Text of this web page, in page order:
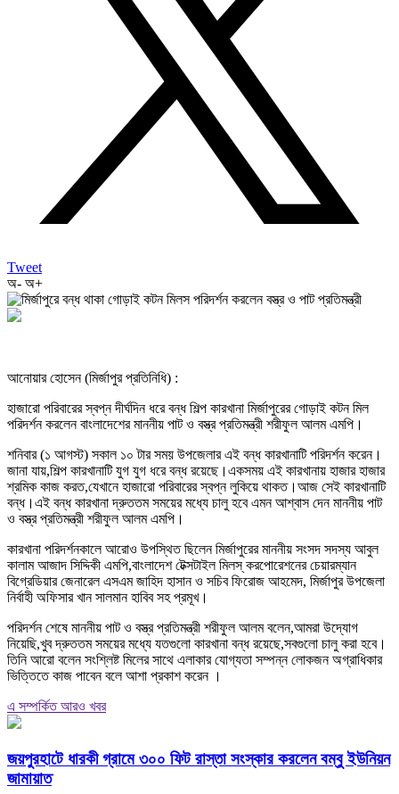
Tweet
অ- অ+
আনোয়ার হোসেন (মির্জাপুর প্রতিনিধি) :
হাজারো পরিবারের স্বপ্ন দীর্ঘদিন ধরে বন্ধ শিল্প কারখানা মির্জাপুরের গোড়াই কটন মিল
পরিদর্শন করলেন বাংলাদেশের মাননীয় পাট ও বস্ত্র প্রতিমন্ত্রী শরীফুল আলম এমপি।
শনিবার (১ আগস্ট) সকাল ১০ টার সময় উপজেলার এই বন্ধ কারখানাটি পরিদর্শন করেন।
জানা যায়,শিল্প কারখানাটি যুগ যুগ ধরে বন্ধ রয়েছে।একসময় এই কারখানায় হাজার হাজার
শ্রমিক কাজ করত,যেখানে হাজারো পরিবারের স্বপ্ন লুকিয়ে থাকত।আজ সেই কারখানাটি
বন্ধ।এই বন্ধ কারখানা দ্রুততম সময়ের মধ্যে চালু হবে এমন আশ্বাস দেন মাননীয় পাট
ও বস্ত্র প্রতিমন্ত্রী শরীফুল আলম এমপি।
কারখানা পরিদর্শনকালে আরোও উপস্থিত ছিলেন মির্জাপুরের মাননীয় সংসদ সদস্য আবুল
কালাম আজাদ সিদ্দিকী এমপি,বাংলাদেশ টেক্সটাইল মিলস্ করপোরেশনের চেয়ারম্যান
বিগ্রেডিয়ার জেনারেল এসএম জাহিদ হাসান ও সচিব ফিরোজ আহমেদ, মির্জাপুর উপজেলা
নির্বাহী অফিসার খান সালমান হাবিব সহ প্রমূখ।
পরিদর্শন শেষে মাননীয় পাট ও বস্ত্র প্রতিমন্ত্রী শরীফুল আলম বলেন,আমরা উদ্যোগ
নিয়েছি,খুব দ্রুততম সময়ের মধ্যে যতগুলো কারখানা বন্ধ রয়েছে,সবগুলো চালু করা হবে।
তিনি আরো বলেন সংশ্লিষ্ট মিলের সাথে এলাকার যোগ্যতা সম্পন্ন লোকজন অগ্রাধিকার
ভিত্তিতে কাজ পাবেন বলে আশা প্রকাশ করেন ।
এ সম্পর্কিত আরও খবর
জয়পুরহাটে ধারকী গ্রামে ৩০০ ফিট রাস্তা সংস্কার করলেন বম্বু ইউনিয়ন
জামায়াত